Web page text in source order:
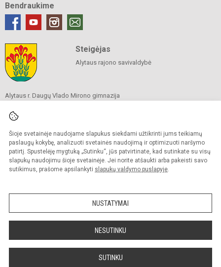
Šioje svetainėje naudojame slapukus siekdami užtikrinti jums teikiamų
paslaugų kokybę, analizuoti svetainės naudojimą ir optimizuoti naršymo
patirtį. Spustelėję mygtuką „Sutinku“, jūs patvirtinate, kad sutinkate su visų
slapukų naudojimu šioje svetainėje. Jei norite atšaukti arba pakeisti savo
sutikimus, prašome apsilankyti slapukų valdymo puslapyje.
NUSTATYMAI
NESUTINKU
SUTINKU
Bendraukime
Steigėjas
Alytaus rajono savivaldybė
Alytaus r. Daugų Vlado Mirono gimnazija
Vlado Mirono g. 2, Daugai, Alytaus raj. 64137
Tel./ faks.
El. p. daugugimnazija@dvm.lt
Duomenys kaupiami ir saugomi
Juridinių asmenų registre
Įmonės kodas 190244044
© 2024. Alytaus r. Daugų Vlado Mirono gimnazija. Visos teisės saugomos.
Kopijuoti turinį be raštiško įstaigos administracijos sutikimo griežtai draudžiama.
Prieinamumo paraiška Slapukų valdymas
Mes kuriame mokykloms
SVETAINESMOKYKLOMS.LT